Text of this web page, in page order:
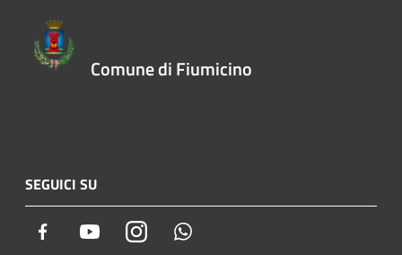
Comune di Fiumicino
SEGUICI SU
Facebook YoutubeInstagram